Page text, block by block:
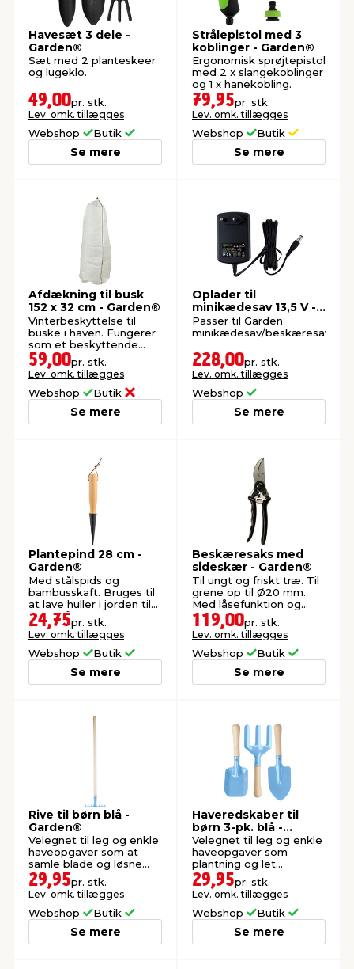
Havesæt 3 dele -
Garden®
Sæt med 2 planteskeer
og lugeklo.
49,00pr. stk.
Lev. omk. tillægges
Webshop Butik
Se mere
Strålepistol med 3
koblinger - Garden®
Ergonomisk sprøjtepistol
med 2 x slangekoblinger
og 1 x hanekobling.
79,95pr. stk.
Lev. omk. tillægges
Webshop Butik
Se mere
Afdækning til busk
152 x 32 cm - Garden®
Vinterbeskyttelse til
buske i haven. Fungerer
som et beskyttende
omslag.
59,00pr. stk.
Lev. omk. tillægges
Webshop Butik
Se mere
Oplader til
minikædesav 13,5 V -
Garden®
Passer til Garden
minikædesav/beskæresav.
228,00pr. stk.
Lev. omk. tillægges
Webshop
Se mere
Plantepind 28 cm -
Garden®
Med stålspids og
bambusskaft. Bruges til
at lave huller i jorden til
frø, små planter eller løg.
24,75pr. stk.
Lev. omk. tillægges
Webshop Butik
Se mere
Beskæresaks med
sideskær - Garden®
Til ungt og friskt træ. Til
grene op til Ø20 mm.
Med låsefunktion og
non-slip-greb.
119,00pr. stk.
Lev. omk. tillægges
Webshop Butik
Se mere
Rive til børn blå -
Garden®
Velegnet til leg og enkle
haveopgaver som at
samle blade og løsne
jord.
29,95pr. stk.
Lev. omk. tillægges
Webshop Butik
Se mere
Haveredskaber til
børn 3-pk. blå -
Garden®
Velegnet til leg og enkle
haveopgaver som
plantning og let
gravearbejde.
29,95pr. stk.
Lev. omk. tillægges
Webshop Butik
Se mere